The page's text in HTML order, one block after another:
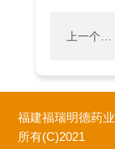
上一个：
福建福瑞明德药
所有(C)2021